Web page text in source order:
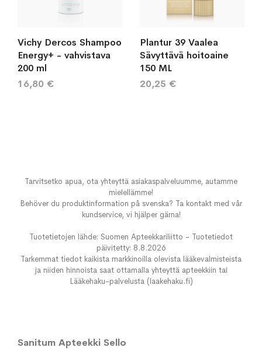
Vichy Dercos Shampoo
Energy+ - vahvistava
200 ml
16,80 €
Plantur 39 Vaalea
Sävyttävä hoitoaine
150 ML
20,25 €
Tarvitsetko apua, ota yhteyttä asiakaspalveluumme, autamme
mielellämme!
Behöver du produktinformation på svenska? Ta kontakt med vår
kundservice, vi hjälper gärna!
Tuotetietojen lähde: Suomen Apteekkariliitto - Tuotetiedot
päivitetty: 8.8.2026
Tarkemmat tiedot kaikista markkinoilla olevista lääkevalmisteista
ja niiden hinnoista saat ottamalla yhteyttä apteekkiin tai
Lääkehaku-palvelusta (laakehaku.fi)
Sanitum Apteekki Sello